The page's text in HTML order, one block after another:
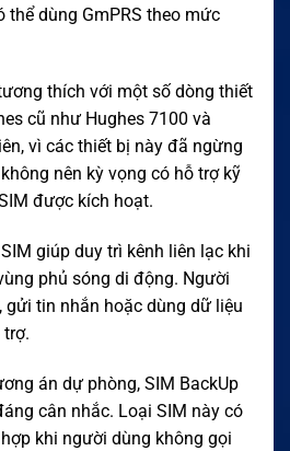
thể dùng GmPRS theo mức
thích với một số dòng thiết
cũ như Hughes 7100 và
vì các thiết bị này đã ngừng
nên kỳ vọng có hỗ trợ kỹ
được kích hoạt.
giúp duy trì kênh liên lạc khi
phủ sóng di động. Người
gửi tin nhắn hoặc dùng dữ liệu
án dự phòng, SIM BackUp
cân nhắc. Loại SIM này có
khi người dùng không gọi